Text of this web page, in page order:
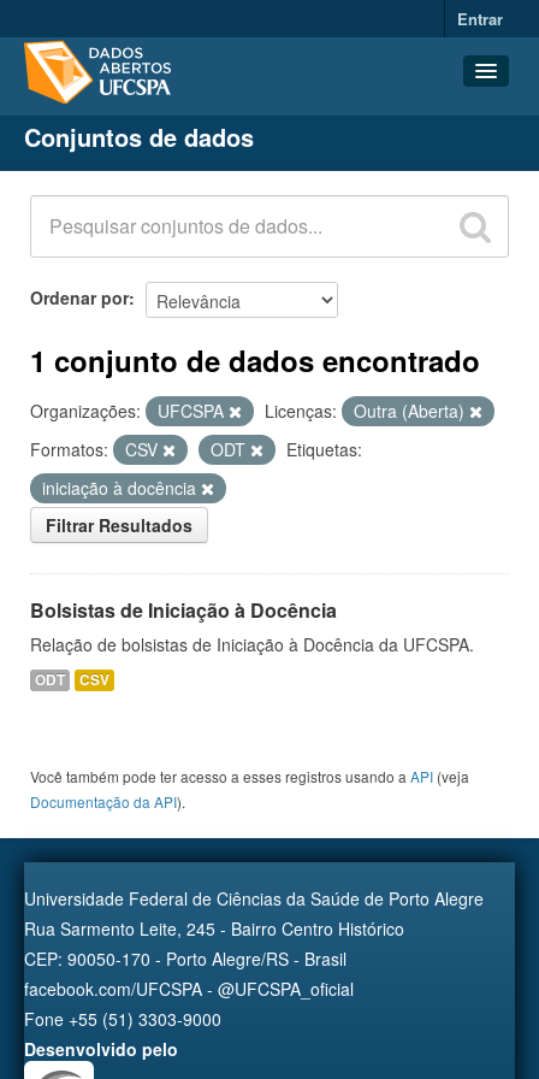
Entrar
Conjuntos de dados
Organizações
Grupos
Sobre
Conjuntos de dados
Ordenar por
1 conjunto de dados encontrado
Organizações: UFCSPA Licenças:
Outra (Aberta)
Formatos:
CSV ODT
Etiquetas:
iniciação à docência
Filtrar Resultados
Bolsistas de Iniciação à Docência
Relação de bolsistas de Iniciação à Docência da UFCSPA.
ODT CSV
Você também pode ter acesso a esses registros usando a API (veja
Documentação da API).
Universidade Federal de Ciências da Saúde de Porto Alegre
Rua Sarmento Leite, 245 - Bairro Centro Histórico
CEP: 90050-170 - Porto Alegre/RS - Brasil
facebook.com/UFCSPA - @UFCSPA_oficial
Fone +55 (51) 3303-9000
Desenvolvido pelo